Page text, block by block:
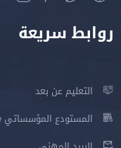
روابط سريعة
التعليم عن بعد
المستودع المؤسساتي DSpace